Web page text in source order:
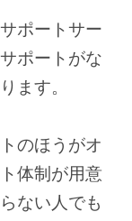
ポートサー
ポートがな
ます。
のほうがオ
体制が用意
ない人でも